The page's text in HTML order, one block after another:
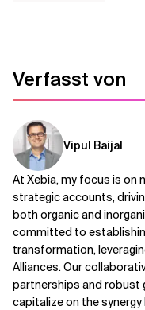
Verfasst von
Vipul Baijal
At Xebia, my focus is on
strategic accounts,
both organic and
committed to
transformation,
Alliances. Our
partnerships and
capitalize on the